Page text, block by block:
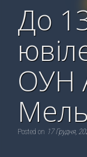
До
ОУН
Posted on 17 Грудня,